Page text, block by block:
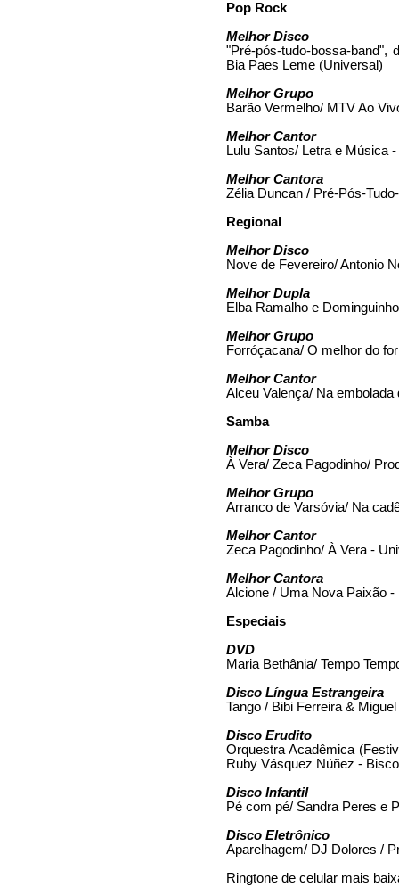
Pop Rock
Melhor Disco
"Pré-pós-tudo-bossa-band",
Bia Paes Leme (Universal)
Melhor Grupo
Barão Vermelho/ MTV Ao
Melhor Cantor
Lulu Santos/ Letra e Música
Melhor Cantora
Zélia Duncan / Pré-Pós-
Regional
Melhor Disco
Nove de Fevereiro/ Antonio
Melhor Dupla
Elba Ramalho e
Melhor Grupo
Forróçacana/ O melhor do
Melhor Cantor
Alceu Valença/ Na
Samba
Melhor Disco
À Vera/ Zeca Pagodinho/
Melhor Grupo
Arranco de Varsóvia/ Na
Melhor Cantor
Zeca Pagodinho/ À Vera -
Melhor Cantora
Alcione / Uma Nova Paixão -
Especiais
DVD
Maria Bethânia/ Tempo
Disco Língua Estrangeira
Tango / Bibi Ferreira &
Disco Erudito
Orquestra Acadêmica
Ruby Vásquez Núñez -
Disco Infantil
Pé com pé/ Sandra Peres e
Disco Eletrônico
Aparelhagem/ DJ Dolores /
Ringtone de celular mais